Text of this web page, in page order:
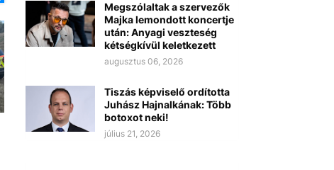
Megszólaltak a szervezők
Majka lemondott koncertje
után: Anyagi veszteség
kétségkívül keletkezett
augusztus 06, 2026
Tiszás képviselő ordította
Juhász Hajnalkának: Több
botoxot neki!
július 21, 2026